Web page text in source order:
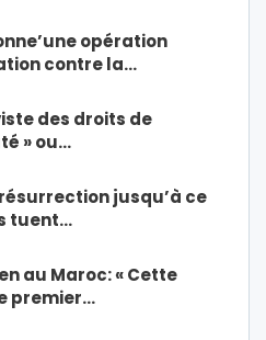
opération
contre la…
des droits de
» ou…
jusqu’à ce
tuent…
au Maroc: « Cette
premier…